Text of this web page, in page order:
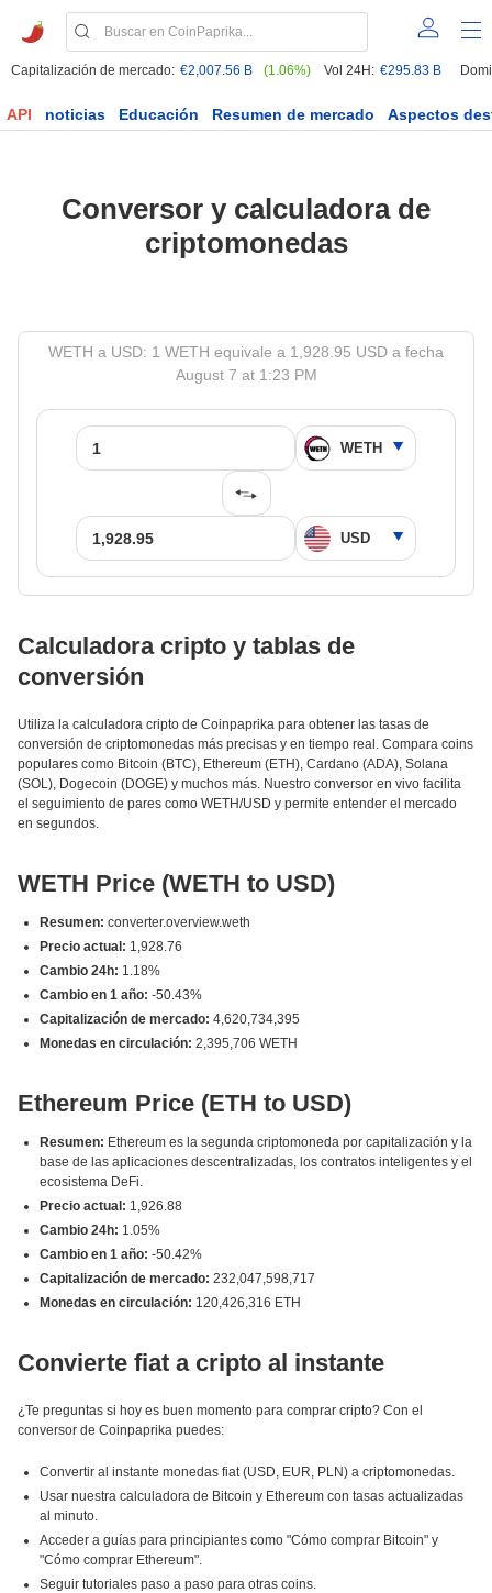
Capitalización de mercado: €2,007.56 B (1.06%) Vol 24H: €295.83 B
API noticias Educación Resumen de mercado Aspectos
Conversor y calculadora de
criptomonedas
WETH a USD: 1 WETH equivale a 1,928.95 USD a fecha
August 7 at 1:23 PM
Calculadora cripto y tablas de
conversión
Utiliza la calculadora cripto de Coinpaprika para obtener las tasas de
conversión de criptomonedas más precisas y en tiempo real. Compara coins
populares como Bitcoin (BTC), Ethereum (ETH), Cardano (ADA), Solana
(SOL), Dogecoin (DOGE) y muchos más. Nuestro conversor en vivo facilita
el seguimiento de pares como WETH/USD y permite entender el mercado
en segundos.
WETH Price (WETH to USD)
Resumen: converter.overview.weth
Precio actual: 1,928.76
Cambio 24h: 1.18%
Cambio en 1 año: -50.43%
Capitalización de mercado: 4,620,734,395
Monedas en circulación: 2,395,706 WETH
Ethereum Price (ETH to USD)
Resumen: Ethereum es la segunda criptomoneda por capitalización y la
base de las aplicaciones descentralizadas, los contratos inteligentes y el
ecosistema DeFi.
Precio actual: 1,926.88
Cambio 24h: 1.05%
Cambio en 1 año: -50.42%
Capitalización de mercado: 232,047,598,717
Monedas en circulación: 120,426,316 ETH
Convierte fiat a cripto al instante
¿Te preguntas si hoy es buen momento para comprar cripto? Con el
conversor de Coinpaprika puedes:
Convertir al instante monedas fiat (USD, EUR, PLN) a criptomonedas.
Usar nuestra calculadora de Bitcoin y Ethereum con tasas actualizadas
al minuto.
Acceder a guías para principiantes como "Cómo comprar Bitcoin" y
"Cómo comprar Ethereum".
Seguir tutoriales paso a paso para otras coins.